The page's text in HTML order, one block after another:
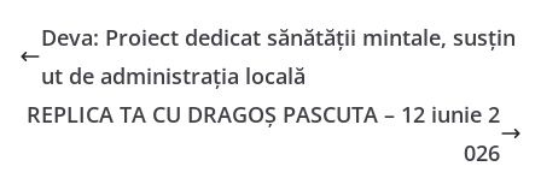
Deva: Proiect dedicat sănătății mintale, susțin
ut de administrația locală
REPLICA TA CU DRAGOȘ PASCUTA – 12 iunie 2
026